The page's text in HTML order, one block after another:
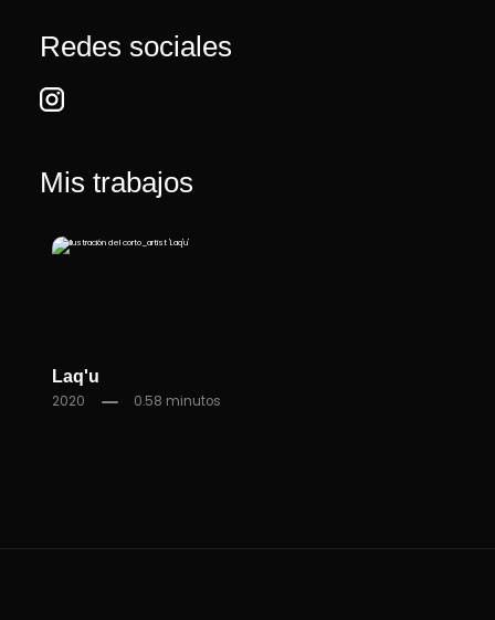
Redes sociales
Mis trabajos
Laq'u
2020 0.58 minutos